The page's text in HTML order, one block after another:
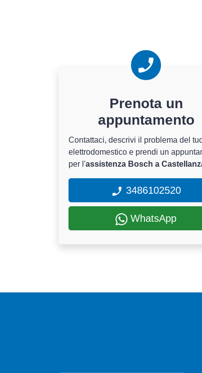
Prenota un
appuntamento
Contattaci, descrivi il problema del
elettrodomestico e prendi un
per l'assistenza Bosch a
3486102520
WhatsApp